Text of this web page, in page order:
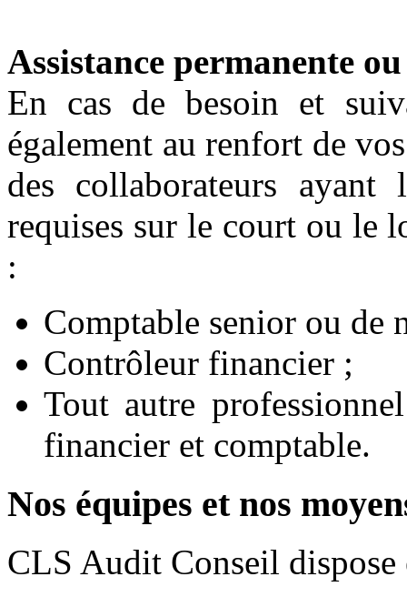
Assistance permanente
En cas de besoin et
également au renfort de
des collaborateurs ayant
requises sur le court ou le
:
Comptable senior ou de
Contrôleur financier ;
Tout autre
financier et comptable.
Nos équipes et nos
CLS Audit Conseil dispose